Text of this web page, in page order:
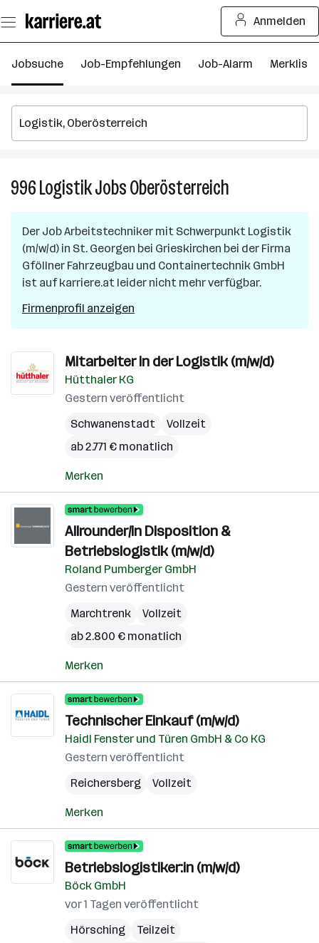
Seiteninhalt
springen
Anmelden
Jobsuche Job-Empfehlungen Job-Alarm Merkliste
996LogistikJobsOberösterreich
in
Oberösterreich
Der JobArbeitstechniker mit Schwerpunkt Logistik
(m/w/d) in St. Georgen bei Grieskirchen bei der Firma
Gföllner Fahrzeugbau und Containertechnik GmbH
ist auf karriere.at leider nicht mehr verfügbar.
Firmenprofil anzeigen
Mitarbeiter in der Logistik (m/w/d)
Hütthaler KG
Gestern veröffentlicht
Schwanenstadt
Vollzeit
ab 2.771 € monatlich
Merken
Allrounder/in Disposition &
Betriebslogistik (m/w/d)
Roland Pumberger GmbH
Gestern veröffentlicht
Marchtrenk
Vollzeit
ab 2.800 € monatlich
Merken
Technischer Einkauf (m/w/d)
Haidl Fenster und Türen GmbH & Co KG
Gestern veröffentlicht
Reichersberg
Vollzeit
Merken
Betriebslogistiker:in (m/w/d)
Böck GmbH
vor 1 Tagen veröffentlicht
Hörsching
Teilzeit